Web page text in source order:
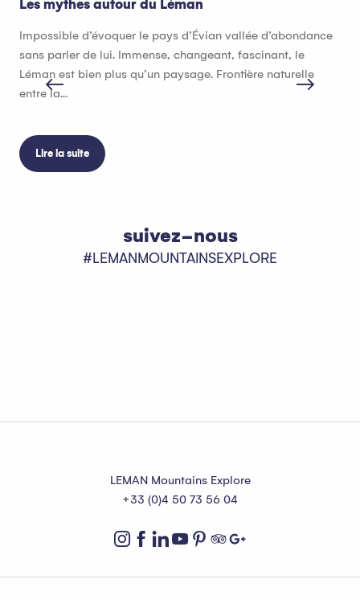
Les mythes autour du Léman
Impossible d’évoquer le pays d’Évian vallée d’abondance
sans parler de lui. Immense, changeant, fascinant, le
Léman est bien plus qu’un paysage. Frontière naturelle
entre la...
Lire la suite
suivez-nous
#LEMANMOUNTAINSEXPLORE
LEMAN Mountains Explore
+33 (0)4 50 73 56 04